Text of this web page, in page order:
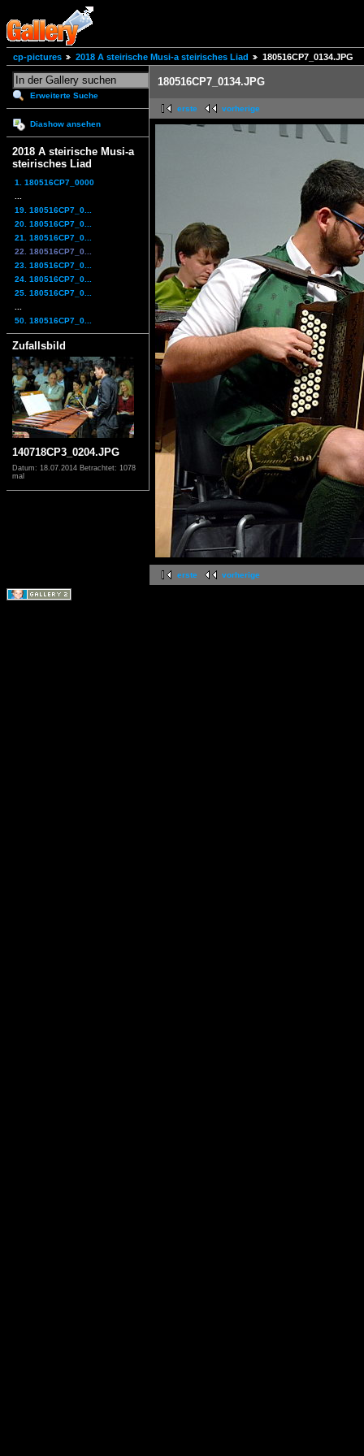
cp-pictures 2018 A steirische Musi-a steirisches Liad 180516CP7_0134.JPG
Erweiterte Suche
Diashow ansehen
2018 A steirische Musi-a
steirisches Liad
1. 180516CP7_0000
19. 180516CP7_0...
20. 180516CP7_0...
21. 180516CP7_0...
22. 180516CP7_0...
23. 180516CP7_0...
24. 180516CP7_0...
25. 180516CP7_0...
50. 180516CP7_0...
Zufallsbild
140718CP3_0204.JPG
Datum: 18.07.2014 Betrachtet: 1078
mal
180516CP7_0134.JPG
erste vorherige
erste vorherige